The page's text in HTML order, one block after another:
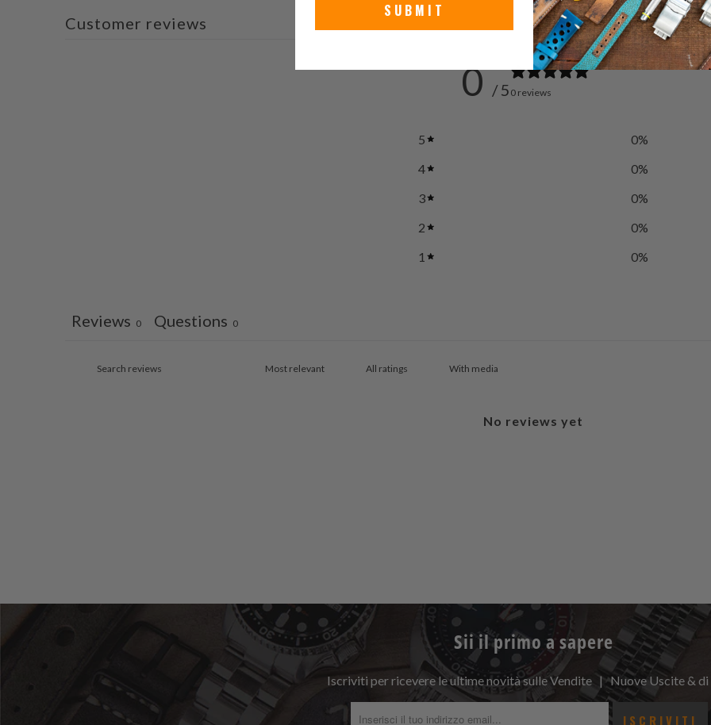
Customer reviews
0 / 5 0 reviews
5 0%
4
0%
3
0%
2
0%
1
0%
Reviews 0 Questions 0
With media
No reviews yet
Sii il primo a sapere
Iscriviti per ricevere le ultime novità sulle Vendite | Nuove Uscite &
SUBMIT